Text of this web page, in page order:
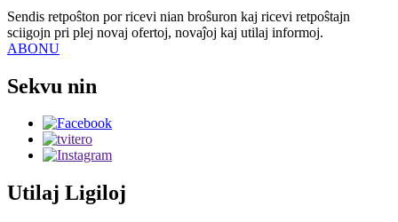
Sendis retpoŝton por ricevi nian broŝuron kaj ricevi retpoŝtajn
sciigojn pri plej novaj ofertoj, novaĵoj kaj utilaj informoj.
ABONU
Sekvu nin
Utilaj Ligiloj